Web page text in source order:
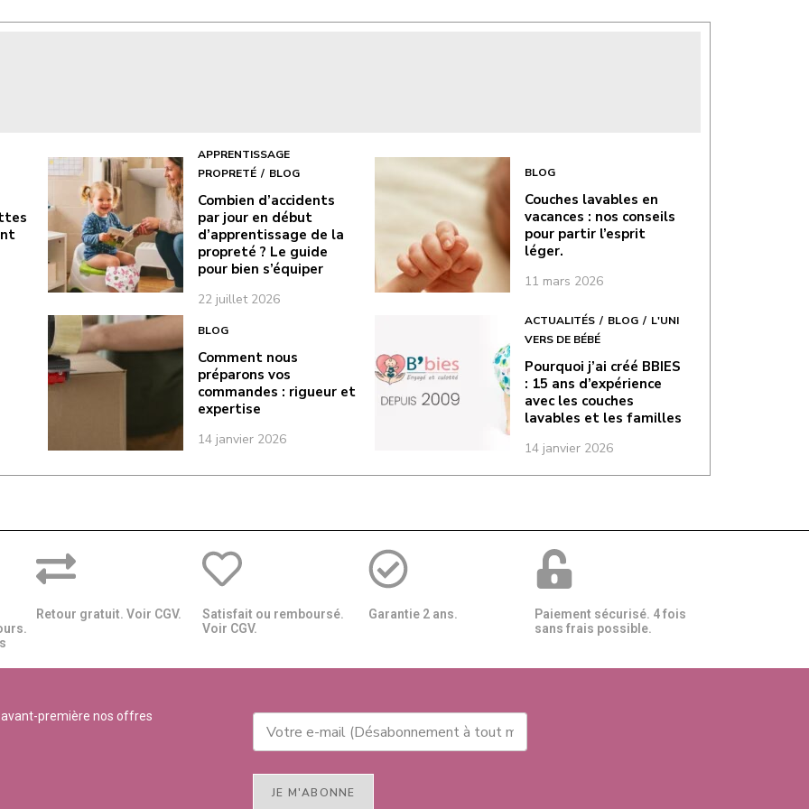
APPRENTISSAGE
PROPRETÉ
BLOG
Combien d’accidents
par jour en début
d’apprentissage de la
propreté ? Le guide
pour bien s’équiper
22 juillet 2026
BLOG
Couches lavables en
vacances : nos conseils
pour partir l’esprit
léger.
11 mars 2026
BLOG
Comment nous
préparons vos
commandes : rigueur et
expertise
14 janvier 2026
ACTUALITÉS BLOG
L'UNI
VERS DE BÉBÉ
Pourquoi j’ai créé BBIES
: 15 ans d’expérience
avec les couches
lavables et les familles
14 janvier 2026
Retour gratuit. Voir CGV.
Satisfait ou remboursé.
Voir CGV.
Garantie 2 ans.
Paiement sécurisé. 4 fois
sans frais possible.
première nos offres
JE M'ABONNE